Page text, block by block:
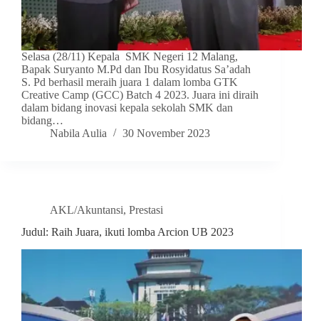
Selasa (28/11) Kepala SMK Negeri 12 Malang,
Bapak Suryanto M.Pd dan Ibu Rosyidatus Sa’adah
S. Pd berhasil meraih juara 1 dalam lomba GTK
Creative Camp (GCC) Batch 4 2023. Juara ini diraih
dalam bidang inovasi kepala sekolah SMK dan
bidang…
Nabila Aulia
30 November 2023
AKL/Akuntansi, Prestasi
Judul: Raih Juara, ikuti lomba Arcion UB 2023